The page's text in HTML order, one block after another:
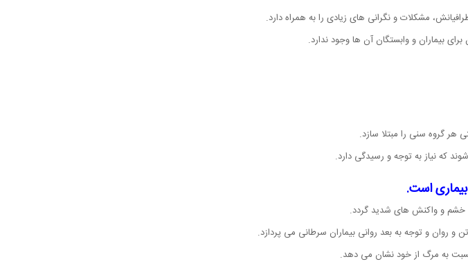
مشکلات و نگرانی های زیادی را به همراه دارد.
بیماران و وابستگان آن ها وجود ندارد.
هر گروه سنی را مبتلا سازد.
که نیاز به توجه و رسیدگی دارد.
است.
خشم و واکنش های شدید گردد.
روان و توجه به بعد روانی بیماران سرطانی می پردازد.
به مرگ از خود نشان می دهد.